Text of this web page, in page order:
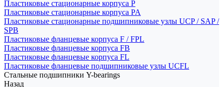
Пластиковые стационарные корпуса P
Пластиковые стационарные корпуса PA
Пластиковые стационарные подшипниковые узлы UCP / SAP /
SPB
Пластиковые фланцевые корпуса F / FPL
Пластиковые фланцевые корпуса FB
Пластиковые фланцевые корпуса FL
Пластиковые фланцевые подшипниковые узлы UCFL
Стальные подшипники Y-bearings
Назад